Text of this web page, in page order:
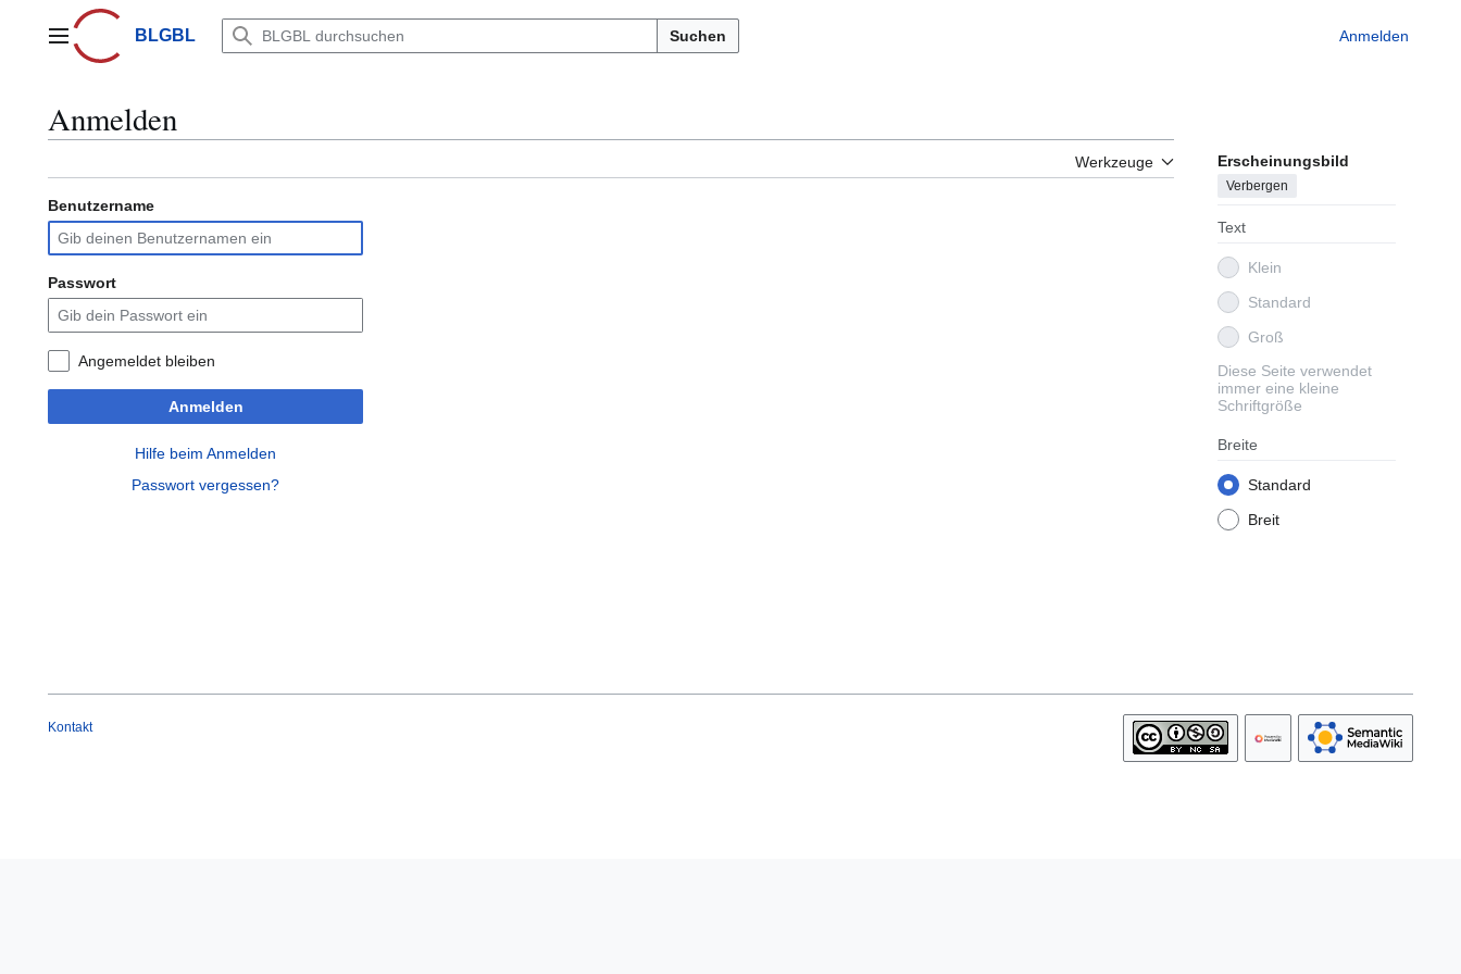
springenHauptmenüBLGBL Suchen Anmelden
Anmelden
Werkzeuge Erscheinungsbild
Verbergen
Text
Klein
Standard
Groß
Diese Seite verwendet
immer eine kleine
Schriftgröße
Breite
Standard
Breit
Benutzername
Passwort
Angemeldet bleiben
Anmelden
Hilfe beim Anmelden
Passwort vergessen?
Kontakt